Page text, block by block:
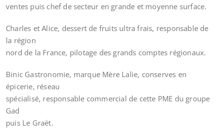
ventes puis chef de secteur en grande et moyenne surface.
Charles et Alice, dessert de fruits ultra frais, responsable de
la région
nord de la France, pilotage des grands comptes régionaux.
Binic Gastronomie, marque Mère Lalie, conserves en
épicerie, réseau
spécialisé, responsable commercial de cette PME du groupe
Gad
puis Le Graët.